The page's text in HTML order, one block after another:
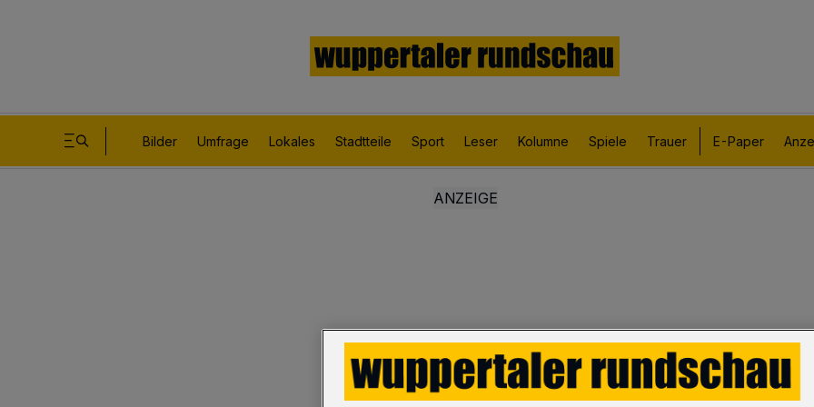
Bilder Umfrage Lokales Stadtteile Sport Leser Kolumne Spiele Trauer E-Paper